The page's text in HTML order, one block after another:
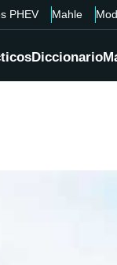
PHEV Mahle
Diccionario